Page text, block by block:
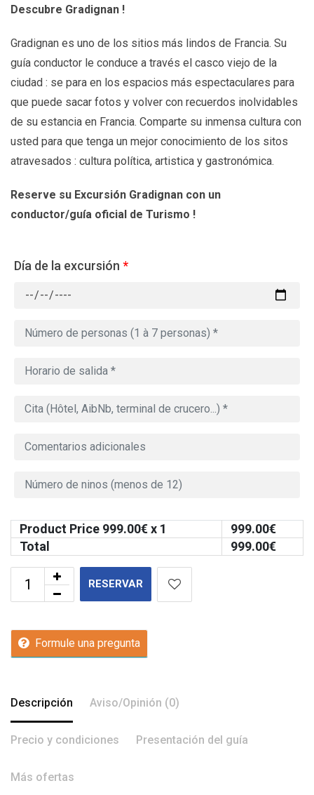
Descubre Gradignan !
Gradignan es uno de los sitios más lindos de Francia. Su
guía conductor le conduce a través el casco viejo de la
ciudad : se para en los espacios más espectaculares para
que puede sacar fotos y volver con recuerdos inolvidables
de su estancia en Francia. Comparte su inmensa cultura con
usted para que tenga un mejor conocimiento de los sitos
atravesados : cultura política, artistica y gastronómica.
Reserve su Excursión Gradignan con un
conductor/guía oficial de Turismo !
Día de la excursión *
Product Price 999.00€ x 1 999.00€
Total
999.00€
RESERVAR
Formule una pregunta
Descripción Aviso/Opinión (0)
Precio y condiciones Presentación del guía
Más ofertas